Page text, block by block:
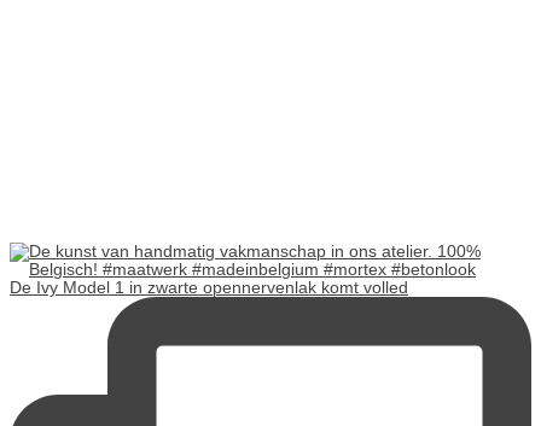
De Ivy Model 1 in zwarte opennervenlak komt volled